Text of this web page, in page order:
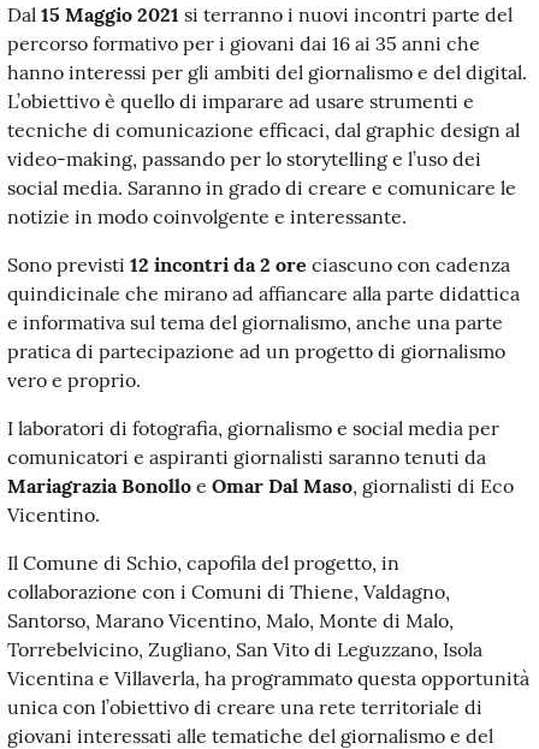
Dal 15 Maggio 2021 si terranno i nuovi incontri parte del
percorso formativo per i giovani dai 16 ai 35 anni che
hanno interessi per gli ambiti del giornalismo e del digital.
L’obiettivo è quello di imparare ad usare strumenti e
tecniche di comunicazione efficaci, dal graphic design al
video-making, passando per lo storytelling e l’uso dei
social media. Saranno in grado di creare e comunicare le
notizie in modo coinvolgente e interessante.
Sono previsti 12 incontri da 2 ore ciascuno con cadenza
quindicinale che mirano ad affiancare alla parte didattica
e informativa sul tema del giornalismo, anche una parte
pratica di partecipazione ad un progetto di giornalismo
vero e proprio.
I laboratori di fotografia, giornalismo e social media per
comunicatori e aspiranti giornalisti saranno tenuti da
Mariagrazia Bonollo e Omar Dal Maso, giornalisti di Eco
Vicentino.
Il Comune di Schio, capofila del progetto, in
collaborazione con i Comuni di Thiene, Valdagno,
Santorso, Marano Vicentino, Malo, Monte di Malo,
Torrebelvicino, Zugliano, San Vito di Leguzzano, Isola
Vicentina e Villaverla, ha programmato questa opportunità
unica con l’obiettivo di creare una rete territoriale di
giovani interessati alle tematiche del giornalismo e del